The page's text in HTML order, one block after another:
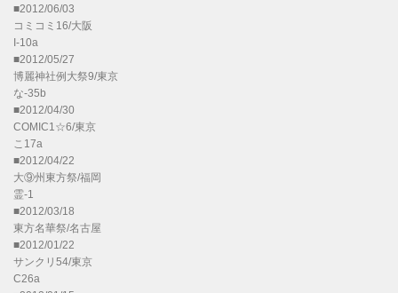
■2012/06/03
コミコミ16/大阪
I-10a
■2012/05/27
博麗神社例大祭9/東京
な-35b
■2012/04/30
COMIC1☆6/東京
こ17a
■2012/04/22
大⑨州東方祭/福岡
霊-1
■2012/03/18
東方名華祭/名古屋
■2012/01/22
サンクリ54/東京
C26a